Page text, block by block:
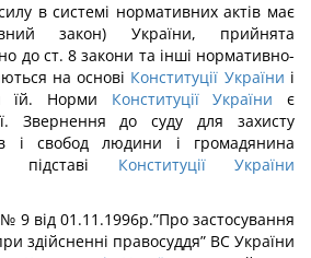
в системі нормативних актів має
закон) України, прийнята
до ст. 8 закони та інші нормативно-
на основі Конституції України і
їй. Норми Конституції України є
Звернення до суду для захисту
і свобод людини і громадянина
підставі Конституції України
9 від 01.11.1996р.”Про застосування
здійсненні правосуддя” ВС України